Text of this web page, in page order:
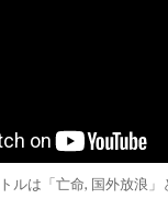
ルは「亡命, 国外放浪」